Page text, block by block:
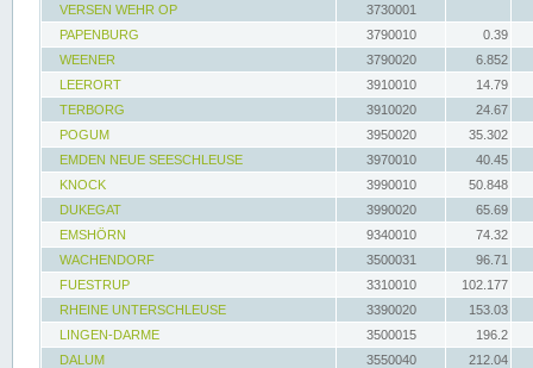
VERSEN WEHR OP
3730001
PAPENBURG
3790010
0.39
WEENER
3790020
6.852
LEERORT
3910010
14.79
TERBORG
3910020
24.67
POGUM
3950020
35.302
EMDEN NEUE SEESCHLEUSE
3970010
40.45
KNOCK
3990010
50.848
DUKEGAT
3990020
65.69
EMSHÖRN
9340010
74.32
WACHENDORF
3500031
96.71
FUESTRUP
3310010
102.177
RHEINE UNTERSCHLEUSE
3390020
153.03
LINGEN-DARME
3500015
196.2
DALUM
3550040
212.04